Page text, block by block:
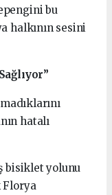
bu
halkının sesini
hatalı
bisiklet yolunu
Florya